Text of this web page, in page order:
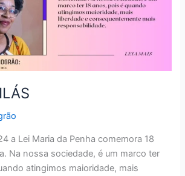
a Lei Maria da Penha comemora 18
Na nossa sociedade, é um marco ter
atingimos maioridade, mais